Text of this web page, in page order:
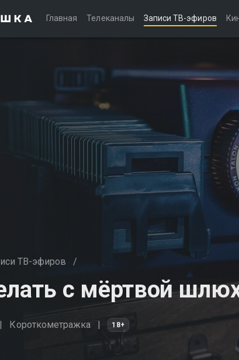
Главная Телеканалы Записи ТВ-эфиров
ТВ-эфиров /
с мёртвой
Короткометражка 18+